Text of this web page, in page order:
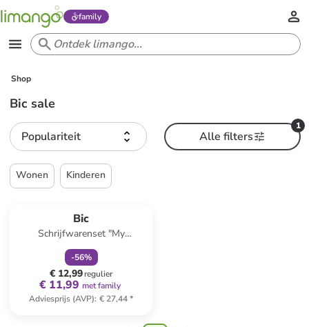
family
Shop
Bic sale
Populariteit
1
Alle filters
Wonen Kinderen
Bic
Schrijfwarenset "My
stationary Box"- 29 stuks
-56%
€ 12,99regulier
€ 11,99 met family
Adviesprijs (AVP): € 27,44*